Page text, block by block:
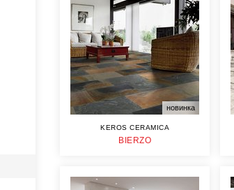
новинка
KEROS CERAMICA
BIERZO